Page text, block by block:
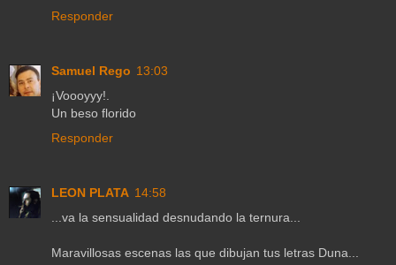
Responder
Samuel Rego 13:03
¡Voooyyy!.
Un beso florido
Responder
LEON PLATA 14:58
...va la sensualidad desnudando la ternura...
Maravillosas escenas las que dibujan tus letras Duna...